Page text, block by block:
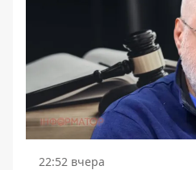
22:52 вчера